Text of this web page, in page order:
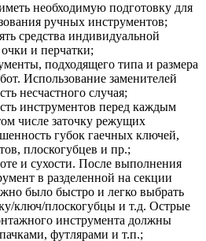
необходимую подготовку для
ручных инструментов;
средства индивидуальной
и перчатки;
подходящего типа и размера
Использование заменителей
несчастного случая;
инструментов перед каждым
числе заточку режущих
губок гаечных ключей,
плоскогубцев и пр.;
и сухости. После выполнения
в разделенной на секции
было быстро и легко выбрать
ключ/плоскогубцы и т.д. Острые
инструмента должны
футлярами и т.п.;